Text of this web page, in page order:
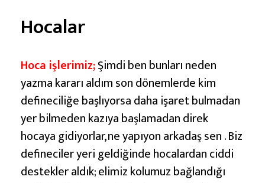
Hocalar
Hoca işlerimiz;Şimdi ben bunları neden
yazma kararı aldım son dönemlerde kim
defineciliğe başlıyorsa daha işaret bulmadan
yer bilmeden kazıya başlamadan direk
hocaya gidiyorlar, ne yapıyon arkadaş sen . Biz
defineciler yeri geldiğinde hocalardan ciddi
destekler aldık; elimiz kolumuz bağlandığı